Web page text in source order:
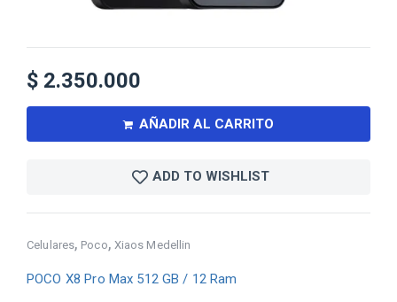
Celulares, Poco, Xiaos Medellin
POCO X8 Pro Max 512 GB / 12 Ram
$ 2.350.000
AÑADIR AL CARRITO
ADD TO WISHLIST